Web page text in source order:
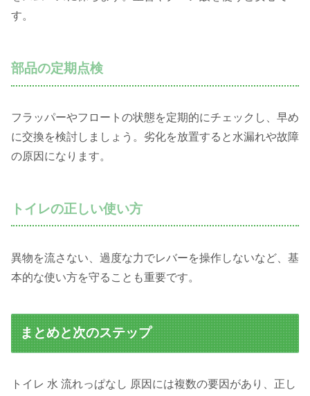
す。
部品の定期点検
フラッパーやフロートの状態を定期的にチェックし、早め
に交換を検討しましょう。劣化を放置すると水漏れや故障
の原因になります。
トイレの正しい使い方
異物を流さない、過度な力でレバーを操作しないなど、基
本的な使い方を守ることも重要です。
まとめと次のステップ
トイレ 水 流れっぱなし 原因には複数の要因があり、正し